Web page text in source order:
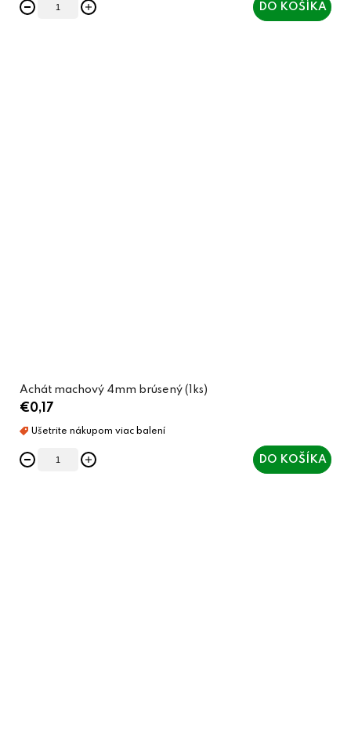
DO KOŠÍKA
Achát machový 4mm brúsený (1ks)
€0,17
DO KOŠÍKA